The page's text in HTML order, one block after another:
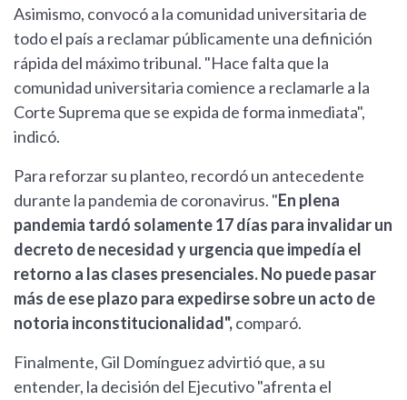
Asimismo, convocó a la comunidad universitaria de
todo el país a reclamar públicamente una definición
rápida del máximo tribunal. "Hace falta que la
comunidad universitaria comience a reclamarle a la
Corte Suprema que se expida de forma inmediata",
indicó.
Para reforzar su planteo, recordó un antecedente
durante la pandemia de coronavirus. "En plena
pandemia tardó solamente 17 días para invalidar un
decreto de necesidad y urgencia que impedía el
retorno a las clases presenciales. No puede pasar
más de ese plazo para expedirse sobre un acto de
notoria inconstitucionalidad",comparó.
Finalmente, Gil Domínguez advirtió que, a su
entender, la decisión del Ejecutivo "afrenta el